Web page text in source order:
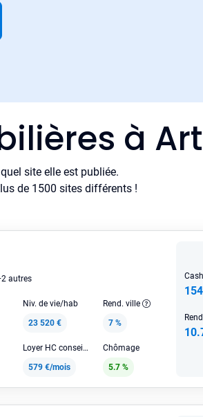
à
site elle est publiée.
de 1500 sites différents !
autres
Niv. de vie/hab
23 520 €
Rend. ville
7 %
Loyer HC conseillé
579 €/mois
Chômage
5.7 %